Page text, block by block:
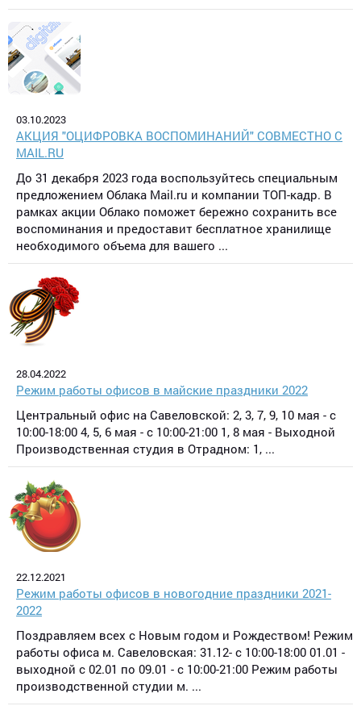
03.10.2023
АКЦИЯ "ОЦИФРОВКА ВОСПОМИНАНИЙ" СОВМЕСТНО С
MAIL.RU
До 31 декабря 2023 года воспользуйтесь специальным
предложением Облака Mail.ru и компании ТОП-кадр. В
рамках акции Облако поможет бережно сохранить все
воспоминания и предоставит бесплатное хранилище
необходимого объема для вашего ...
28.04.2022
Режим работы офисов в майские праздники 2022
Центральный офис на Савеловской: 2, 3, 7, 9, 10 мая - с
10:00-18:00 4, 5, 6 мая - с 10:00-21:00 1, 8 мая - Выходной
Производственная студия в Отрадном: 1, ...
22.12.2021
Режим работы офисов в новогодние праздники 2021-
2022
Поздравляем всех с Новым годом и Рождеством! Режим
работы офиса м. Савеловская: 31.12- с 10:00-18:00 01.01 -
выходной с 02.01 по 09.01 - с 10:00-21:00 Режим работы
производственной студии м. ...